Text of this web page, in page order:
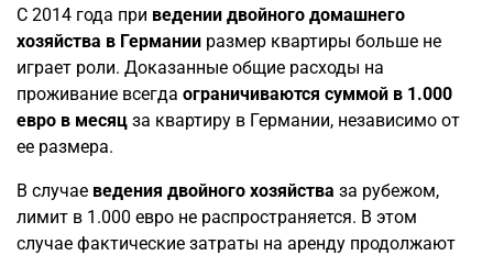
С 2014 года при ведении двойного домашнего
хозяйства в Германии размер квартиры больше не
играет роли. Доказанные общие расходы на
проживание всегда ограничиваются суммой в 1.000
евро в месяц за квартиру в Германии, независимо от
ее размера.
В случае ведения двойного хозяйства за рубежом,
лимит в 1.000 евро не распространяется. В этом
случае фактические затраты на аренду продолжают